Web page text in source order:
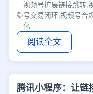
视频号扩展链接跳转,
号交易闭环,视频号合
化
阅读全文
腾讯小程序：让链